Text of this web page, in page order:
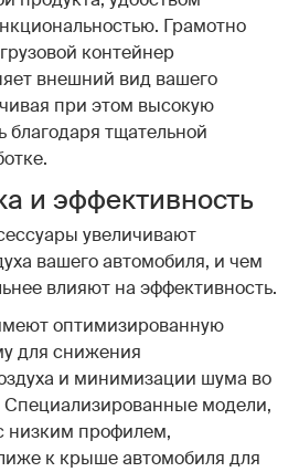
Грамотно
контейнер
внешний вид вашего
при этом высокую
благодаря тщательной
и эффективность
увеличивают
вашего автомобиля, и чем
влияют на эффективность.
оптимизированную
для снижения
и минимизации шума во
модели,
низким профилем,
к крыше автомобиля для